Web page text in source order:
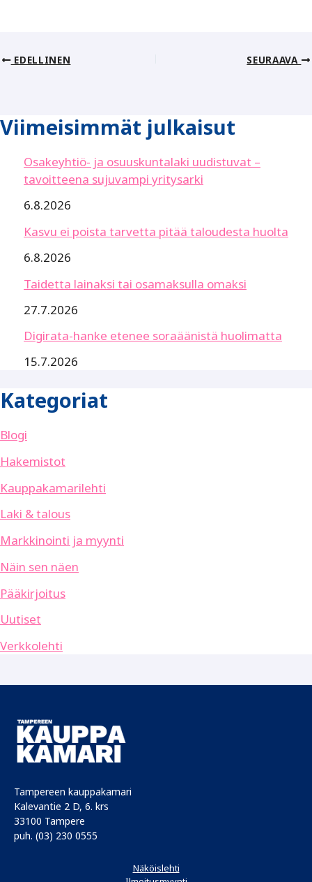
EDELLINEN SEURAAVA
Viimeisimmät julkaisut
Osakeyhtiö- ja osuuskuntalaki uudistuvat –
tavoitteena sujuvampi yritysarki
6.8.2026
Kasvu ei poista tarvetta pitää taloudesta huolta
6.8.2026
Taidetta lainaksi tai osamaksulla omaksi
27.7.2026
Digirata-hanke etenee soraäänistä huolimatta
15.7.2026
Kategoriat
Blogi
Hakemistot
Kauppakamarilehti
Laki & talous
Markkinointi ja myynti
Näin sen näen
Pääkirjoitus
Uutiset
Verkkolehti
Tampereen kauppakamari
Kalevantie 2 D, 6. krs
33100 Tampere
puh. (03) 230 0555
Näköislehti